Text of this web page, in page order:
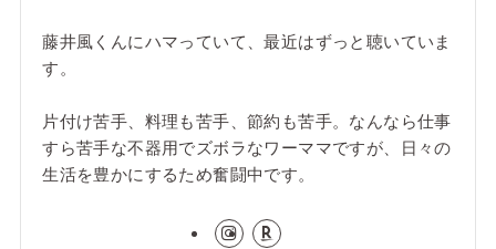
藤井風くんにハマっていて、最近はずっと聴いていま
す。
片付け苦手、料理も苦手、節約も苦手。なんなら仕事
すら苦手な不器用でズボラなワーママですが、日々の
生活を豊かにするため奮闘中です。